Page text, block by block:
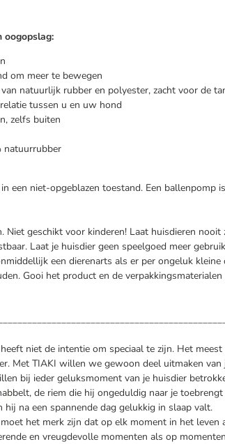
oogopslag:
om meer te bewegen
natuurlijk rubber en polyester, zacht voor de
tussen u en uw hond
zelfs buiten
natuurrubber
een niet-opgeblazen toestand. Een ballenpomp
geschikt voor kinderen! Laat huisdieren
Laat je huisdier geen speelgoed meer
een dierenarts als er per ongeluk
Gooi het product en de
niet de intentie om speciaal te zijn. Het
Met TIAKI willen we gewoon deel uitmaken
bij ieder geluksmoment van je huisdier
de riem die hij ongeduldig naar je
hij na een spannende dag gelukkig in slaap valt.
het merk zijn dat op elk moment in het
en vreugdevolle momenten als op